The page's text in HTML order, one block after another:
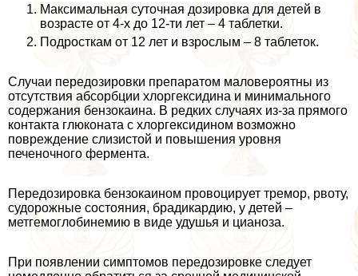
Максимальная суточная дозировка для детей в
возрасте от 4-х до 12-ти лет – 4 таблетки.
Подросткам от 12 лет и взрослым – 8 таблеток.
Случаи передозировки препаратом маловероятны из
отсутствия абсорбции хлоргексидина и минимального
содержания бензокаина. В редких случаях из-за прямого
контакта глюконата с хлоргексидином возможно
повреждение слизистой и повышения уровня
печеночного фермента.
Передозировка бензокаином провоцирует тремор, рвоту,
судорожные состояния, брадикардию, у детей –
метгемоглобинемию в виде удушья и цианоза.
При появлении симптомов передозировке следует